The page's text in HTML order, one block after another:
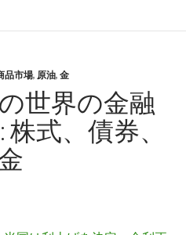
品市場, 原油, 金
世界の金融
式、債券、